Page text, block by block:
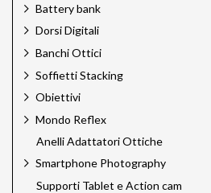
Battery bank
Dorsi Digitali
Banchi Ottici
Soffietti Stacking
Obiettivi
Mondo Reflex
Anelli Adattatori Ottiche
Smartphone Photography
Supporti Tablet e Action cam